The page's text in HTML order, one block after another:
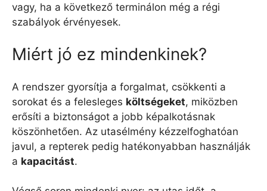
vagy, ha a következő terminálon még a régi
szabályok érvényesek.
Miért jó ez mindenkinek?
A rendszer gyorsítja a forgalmat, csökkenti a
sorokat és a felesleges költségeket, miközben
erősíti a biztonságot a jobb képalkotásnak
köszönhetően. Az utasélmény kézzelfoghatóan
javul, a repterek pedig hatékonyabban használják
a kapacitást.